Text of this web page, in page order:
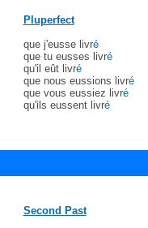
Pluperfect
que j'eusse livré
que tu eusses livré
qu'il eût livré
que nous eussions livré
que vous eussiez livré
qu'ils eussent livré
Second Past